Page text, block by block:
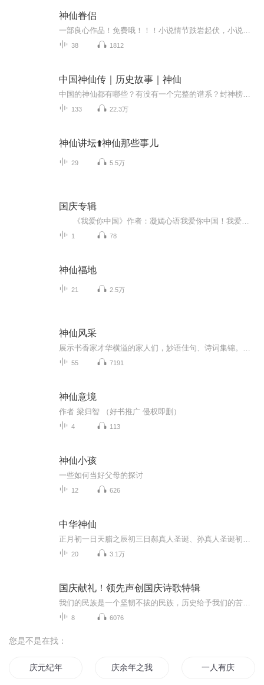
神仙眷侣
38 1812
中国神仙传｜历史故事｜神仙
133 22.3万
神仙讲坛⬆️神仙那些事儿
29 5.5万
国庆专辑
1 78
神仙福地
21 2.5万
神仙风采
55 7191
神仙意境
作者 梁归智 （好书推广 侵权即删）
4 113
神仙小孩
一些如何当好父母的探讨
12 626
中华神仙
20 3.1万
国庆献礼！领先声创国庆诗歌特辑
8 6076
您是不是在找：
庆元纪年 庆余年之我叫王启年 一人有庆